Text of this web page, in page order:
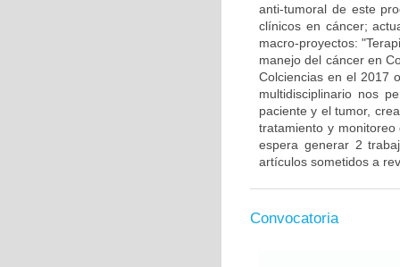
anti-tumoral de este
clínicos en cáncer;
macro-proyectos:
manejo del cáncer en
Colciencias en el 2017
multidisciplinario nos
paciente y el tumor,
tratamiento y
espera generar 2
artículos sometidos a
Convocatoria